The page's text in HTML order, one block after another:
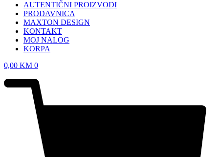
AUTENTIČNI PROIZVODI
PRODAVNICA
MAXTON DESIGN
KONTAKT
MOJ NALOG
KORPA
0,00 KM 0